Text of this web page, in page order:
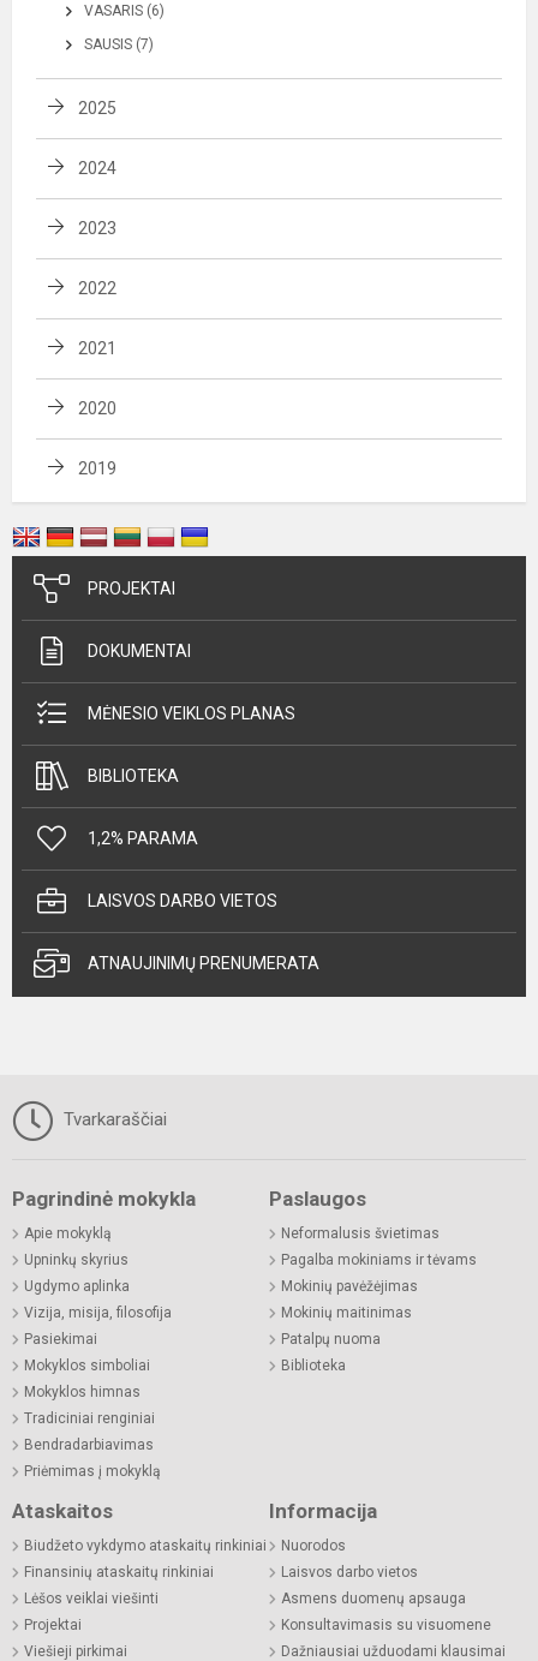
VASARIS (6)
SAUSIS (7)
2025
2024
2023
2022
2021
2020
2019
PROJEKTAI
DOKUMENTAI
MĖNESIO VEIKLOS PLANAS
BIBLIOTEKA
1,2% PARAMA
LAISVOS DARBO VIETOS
ATNAUJINIMŲ PRENUMERATA
Tvarkaraščiai
Pagrindinė mokykla
Apie mokyklą
Upninkų skyrius
Ugdymo aplinka
Vizija, misija, filosofija
Pasiekimai
Mokyklos simboliai
Mokyklos himnas
Tradiciniai renginiai
Bendradarbiavimas
Priėmimas į mokyklą
Paslaugos
Neformalusis švietimas
Pagalba mokiniams ir tėvams
Mokinių pavėžėjimas
Mokinių maitinimas
Patalpų nuoma
Biblioteka
Ataskaitos
Biudžeto vykdymo ataskaitų rinkiniai
Finansinių ataskaitų rinkiniai
Lėšos veiklai viešinti
Projektai
Viešieji pirkimai
Informacija
Nuorodos
Laisvos darbo vietos
Asmens duomenų apsauga
Konsultavimasis su visuomene
Dažniausiai užduodami klausimai